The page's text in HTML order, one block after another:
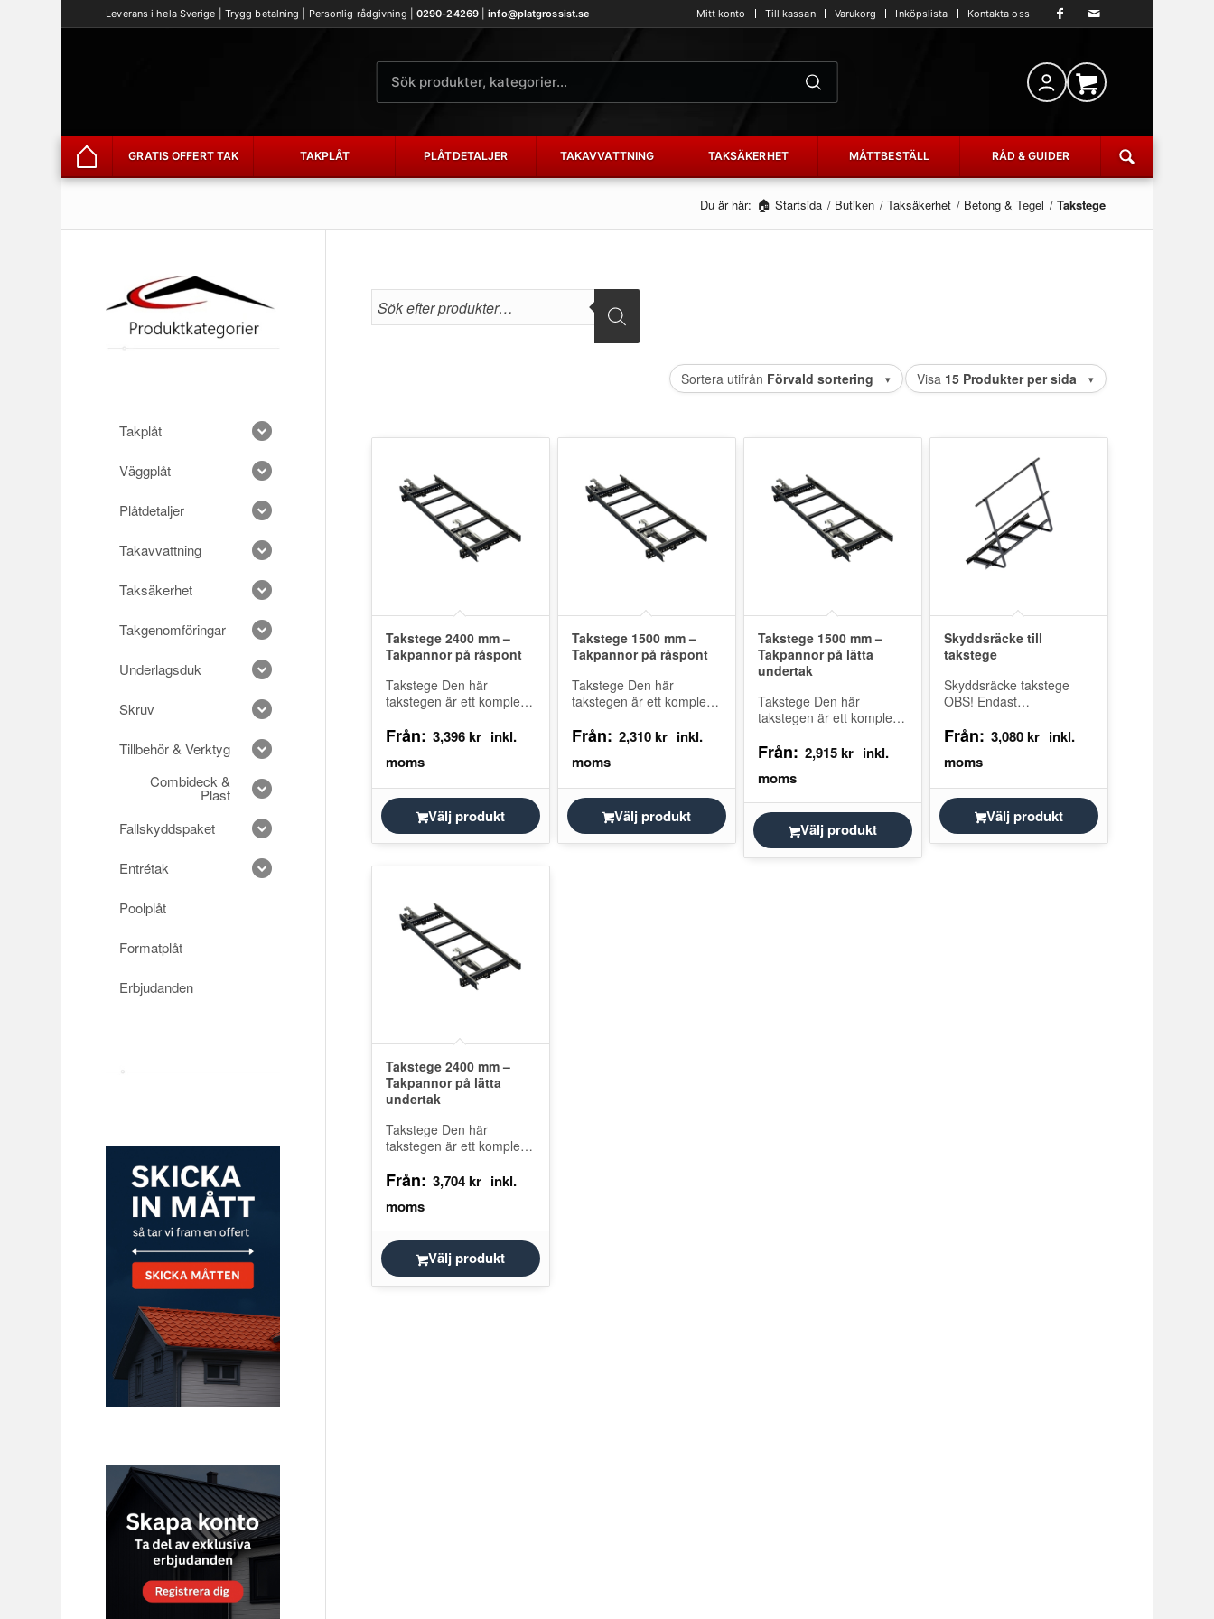
Mitt konto Till kassan Varukorg Inköpslista Kontakta oss
Leverans i hela Sverige | Trygg betalning | Personlig rådgivning | 0290-24269|info@platgrossist.se
Hem
GRATIS OFFERT TAK TAKPLÅT PLÅTDETALJER TAKAVVATTNING TAKSÄKERHET MÅTTBESTÄLL RÅD & GUIDER
Du är här: Startsida / Butiken / Taksäkerhet / Betong & Tegel / Takstege
Sortera utifrån Förvald sortering Visa 15 Produkter per sida
Takstege 2400 mm –
Takpannor på råspont
Takstege Den här
takstegen är ett komplett
infästningar för montering
när undertaket är av
råspont. Ett…
Från: 3,396kr
Välj produkt
Takstege 1500 mm –
Takpannor på råspont
Takstege Den här
takstegen är ett komplett
infästningar för montering
när undertaket är av
råspont. Ett…
Från: 2,310kr
Välj produkt
Takstege 1500 mm –
Takpannor på lätta
undertak
Takstege Den här
takstegen är ett komplett
infästningar för montering
på läkten när det inte
finns…
Från: 2,915kr
Välj produkt
Skyddsräcke till
takstege
Skyddsräcke takstege
OBS! Endast
köpes separat. Ett
skyddsräcke (höjd minst 1
meter) ökar säkerheten
vistelser…
Från: 3,080kr
Välj produkt
Takstege 2400 mm –
Takpannor på lätta
undertak
Takstege Den här
takstegen är ett komplett
infästningar för montering
på läkten när det inte
finns…
Från: 3,704kr
Välj produkt
Takplåt
Väggplåt
Plåtdetaljer
Takavvattning
Taksäkerhet
Takgenomföringar
Underlagsduk
Skruv
Tillbehör & Verktyg
Combideck &
Plast
Fallskyddspaket
Entrétak
Poolplåt
Formatplåt
Erbjudanden